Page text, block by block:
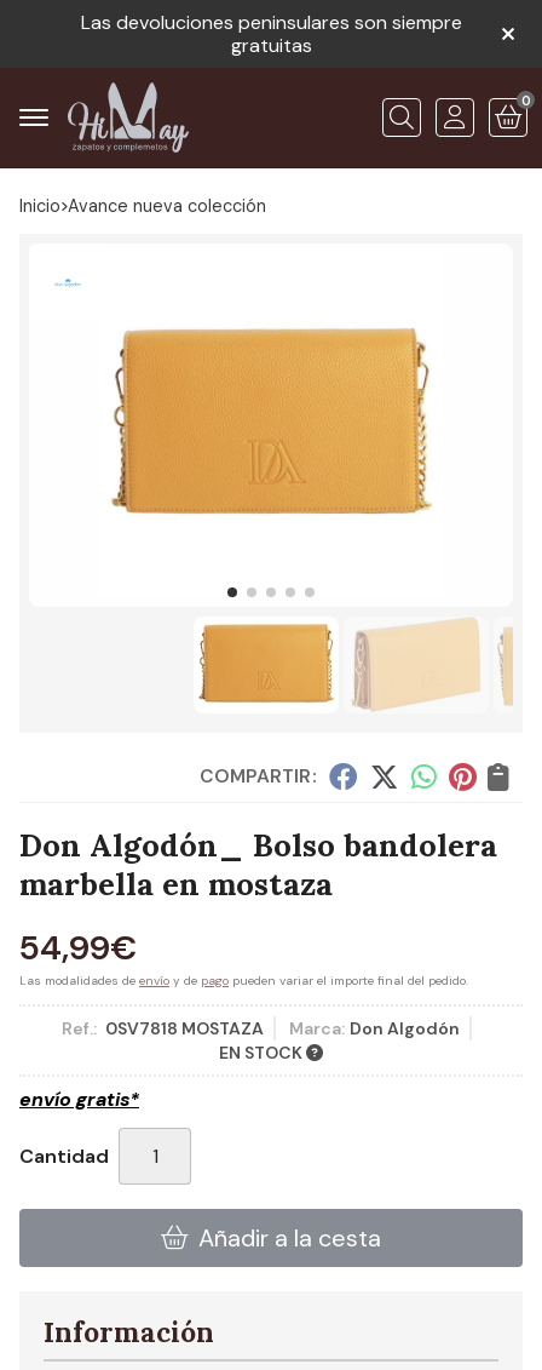
Las devoluciones peninsulares son siempre
gratuitas
Buscar
0
Inicio avance nueva colección
COMPARTIR:
Don Algodón_ Bolso bandolera
marbella en mostaza
54,99€
Las modalidades de envío y de pago pueden variar el importe final del pedido.
Ref.: 0SV7818 MOSTAZA Marca: Don Algodón
EN STOCK
envío gratis*
Cantidad
Añadir a la cesta
Información